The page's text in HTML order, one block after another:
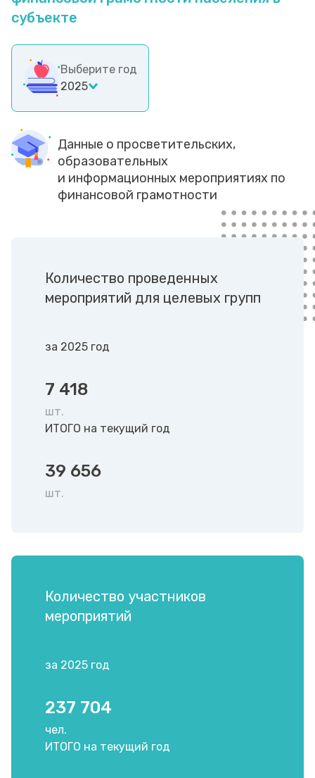
субъекте
Выберите год
2025
Данные о просветительских,
образовательных
и информационных мероприятиях по
финансовой грамотности
Количество проведенных
мероприятий для целевых групп
за 2025 год
7 418
шт.
ИТОГО на текущий год
39 656
шт.
Количество участников
мероприятий
за 2025 год
237 704
чел.
ИТОГО на текущий год